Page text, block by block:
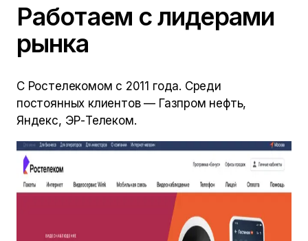
Работаем с лидерами
рынка
С Ростелекомом с 2011 года. Среди
постоянных клиентов — Газпром нефть,
Яндекс, ЭР-Телеком.
Ростелеком
с2011
Поддерживаем цифровые продукты с 2011